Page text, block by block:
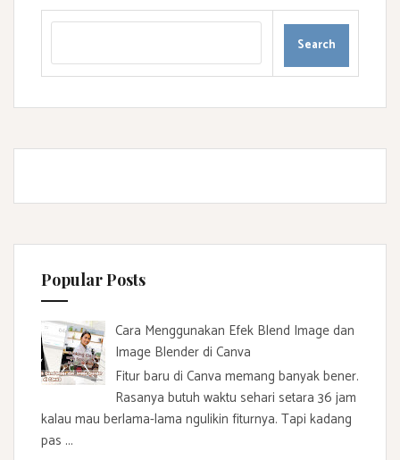
Popular Posts
Cara Menggunakan Efek Blend Image dan
Image Blender di Canva
Fitur baru di Canva memang banyak bener.
Rasanya butuh waktu sehari setara 36 jam
kalau mau berlama-lama ngulikin fiturnya. Tapi kadang
pas ...